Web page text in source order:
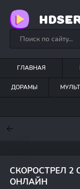
ГЛАВНАЯ
ДОРАМЫ
СКОРОСТРЕЛ 2
ОНЛАЙН